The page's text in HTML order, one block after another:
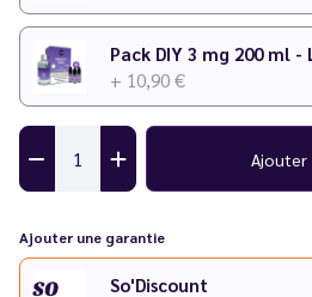
+ 10,90 €
Ajouter
Ajouter une garantie
So'Discount